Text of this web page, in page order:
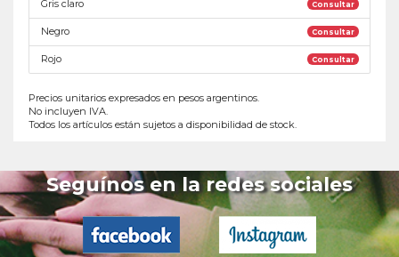
Gris claro Consultar
Negro Consultar
Rojo Consultar
Precios unitarios expresados en pesos argentinos.
No incluyen IVA.
Todos los artículos están sujetos a disponibilidad de stock.
Seguínos en la redes sociales